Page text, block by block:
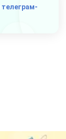
телеграм-